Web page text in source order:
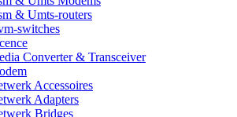
& Umts-routers
switches
Converter & Transceiver
Accessoires
Adapters
Bridges